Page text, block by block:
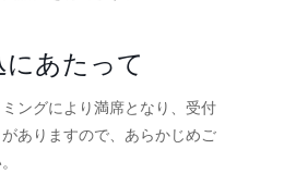
あたって
ングにより満席となり、受付
ありますので、あらかじめご